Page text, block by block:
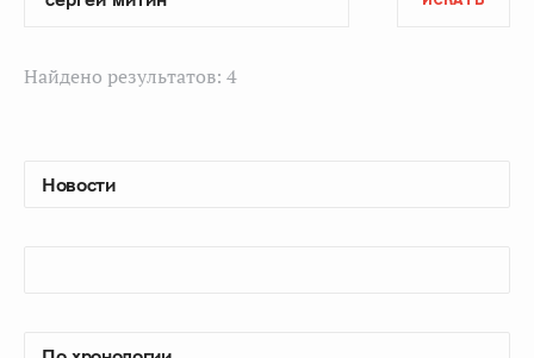
Найдено результатов: 4